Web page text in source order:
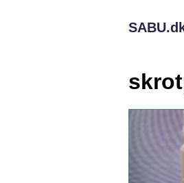
SABU.